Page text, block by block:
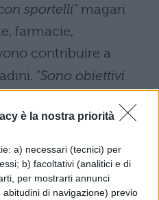
è la nostra priorità
a) necessari (tecnici) per
b) facoltativi (analitici e di
per mostrarti annunci
di navigazione) previo
sportelli" magari
farmacie,
contribuire a
"Sono obiettivi
Napoleone", ha detto
che
"nelle prossime
pacchetto di misure